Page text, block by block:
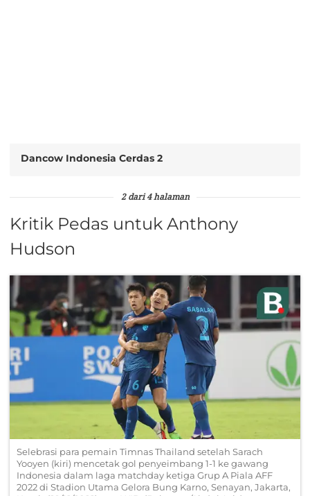
Dancow Indonesia Cerdas 2
2 dari 4 halaman
Kritik Pedas untuk Anthony
Hudson
Selebrasi para pemain Timnas Thailand setelah Sarach
Yooyen (kiri) mencetak gol penyeimbang 1-1 ke gawang
Indonesia dalam laga matchday ketiga Grup A Piala AFF
2022 di Stadion Utama Gelora Bung Karno, Senayan, Jakarta,